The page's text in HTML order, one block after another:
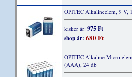
OPITEC Alkalineelem, 9 V,
kisker ár: 975 Ft
shop ár: 680 Ft
OPITEC Alkaline Micro
(AAA), 24 db